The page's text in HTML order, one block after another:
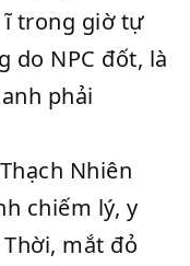
ĩ trong giờ tự
do NPC đốt, là
phải
Nhiên
chiếm lý, y
mắt đỏ